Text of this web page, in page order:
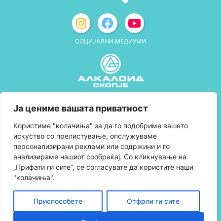
Ја цениме вашата приватност
Kористиме "колачиња" за да го подобриме вашето
искуство со прелистување, опслужуваме
персонализирани реклами или содржини и го
анализираме нашиот сообраќај. Со кликнување на
„Прифати ги сите“, се согласувате да користите наши
"колачиња".
Приспособете Отфрли ги сите
СОЦИЈАЛНИ МЕДИУМИ
Правила и услови за користење
Политика за колачиња
Правила за учество во програмата за
лојалност и политика за собирање поени
Контактирајте нè